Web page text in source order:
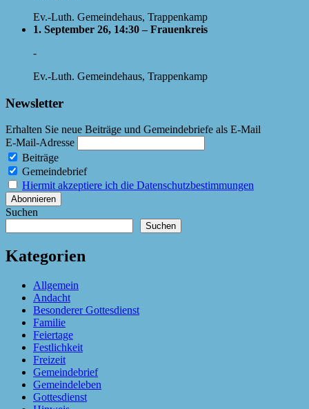
Ev.-Luth. Gemeindehaus, Trappenkamp
1. September 26, 14:30 – Frauenkreis
-
Ev.-Luth. Gemeindehaus, Trappenkamp
Newsletter
Erhalten Sie neue Beiträge und Gemeindebriefe als E-Mail
E-Mail-Adresse
Beiträge
Gemeindebrief
Hiermit akzeptiere ich die Datenschutzbestimmungen
Suchen
Suchen
Kategorien
Allgemein
Andacht
Besonderer Gottesdienst
Familie
Feiertage
Festlichkeit
Freizeit
Gemeindebrief
Gemeindeleben
Gottesdienst